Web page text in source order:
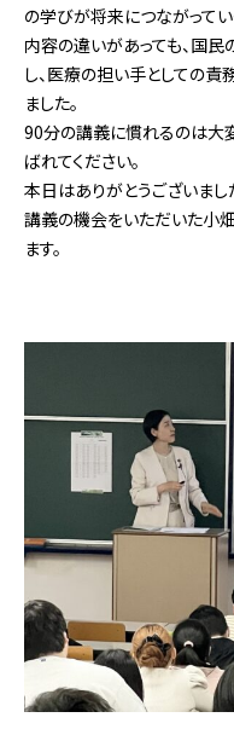
の学びが将来につながってい
内容の違いがあっても、国
し、医療の担い手としての
ました。
90分の講義に慣れるのは大
ばれてください。
本日はありがとうございまし
講義の機会をいただいた小
ます。